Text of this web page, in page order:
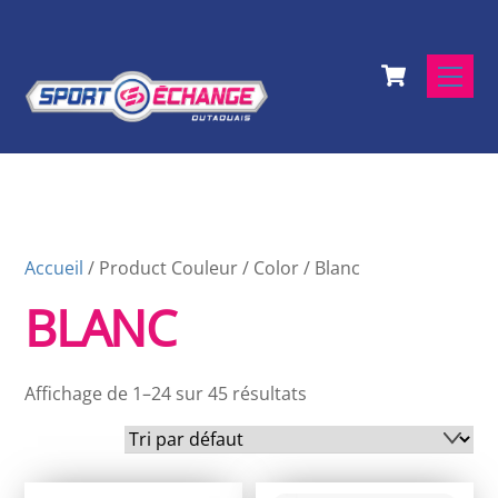
Cart
Accueil / Product Couleur / Color / Blanc
BLANC
Affichage de 1–24 sur 45 résultats